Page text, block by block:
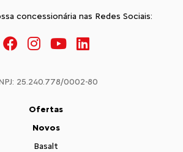
concessionária nas Redes Sociais:
25.240.778/0002-80
Ofertas
Novos
Basalt